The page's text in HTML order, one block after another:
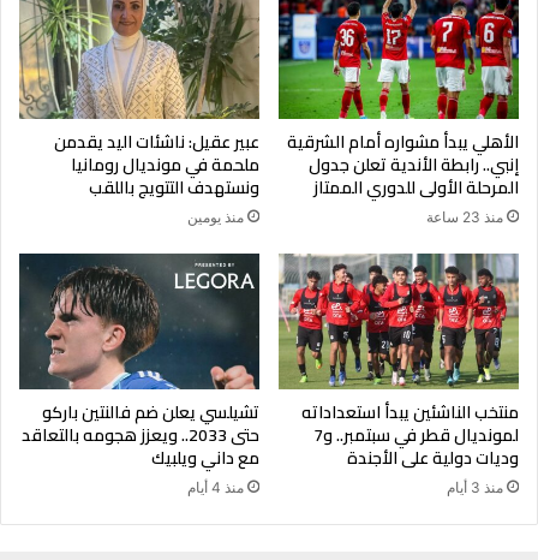
الأهلي يبدأ مشواره أمام الشرقية
إنبي.. رابطة الأندية تعلن جدول
المرحلة الأولى للدوري الممتاز
منذ 23 ساعة
عبير عقيل: ناشئات اليد يقدمن
ملحمة في مونديال رومانيا
ونستهدف التتويج باللقب
منذ يومين
منتخب الناشئين يبدأ استعداداته
لمونديال قطر في سبتمبر.. و7
وديات دولية على الأجندة
منذ 3 أيام
تشيلسي يعلن ضم فالنتين باركو
حتى 2033.. ويعزز هجومه بالتعاقد
مع داني ويلبيك
منذ 4 أيام